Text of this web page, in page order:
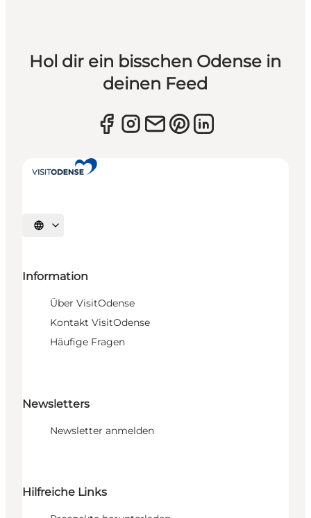
Hol dir ein bisschen Odense in
deinen Feed
Sprache auswählen
Information
Über VisitOdense
Kontakt VisitOdense
Häufige Fragen
Newsletters
Newsletter anmelden
Hilfreiche Links